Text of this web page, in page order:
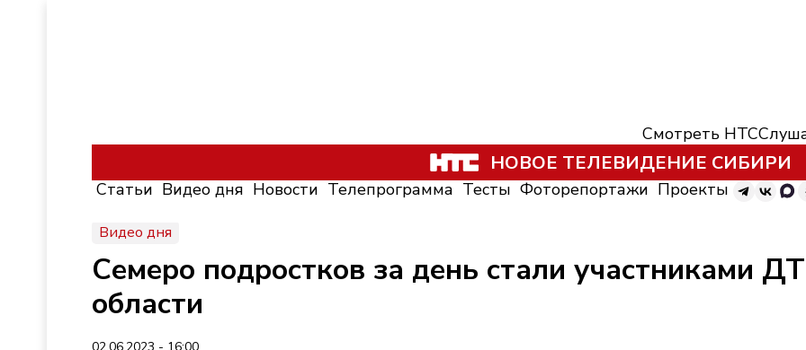
Смотреть НТС
НОВОЕ ТЕЛЕВИДЕНИЕ СИБИРИ
Статьи Видео дня Новости Телепрограмма Тесты Фоторепортажи Проекты
Видео дня
Семеро подростков за день стали участниками
области